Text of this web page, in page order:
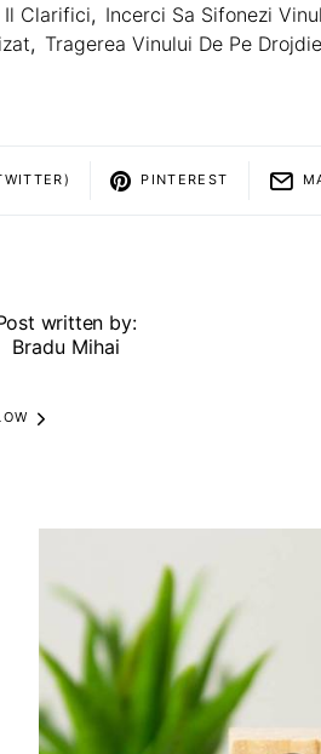
Il Clarifici, Incerci Sa Sifonezi Vinul
, Tragerea Vinului De Pe
PINTEREST
written by:
Bradu Mihai